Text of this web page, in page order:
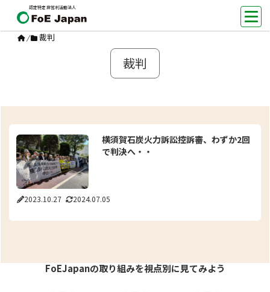
認定特定非営利活動法人
/ 裁判
裁判
2023.10.27 2024.07.05
横須賀石炭火力訴訟控訴審、わずか2回
で判決へ・・
FoEJapanの取り組みを視点別に見てみよう